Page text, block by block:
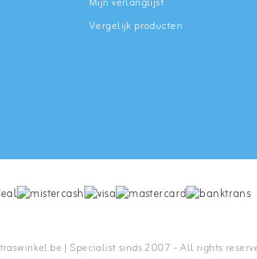
Vergelijk producten
| Specialist sinds 2007 - All rights